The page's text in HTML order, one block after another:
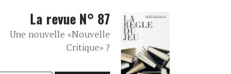
La revue N° 87
Une nouvelle «Nouvelle
Critique» ?